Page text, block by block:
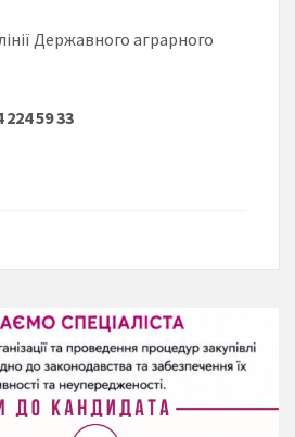
Державного аграрного
224 59 33